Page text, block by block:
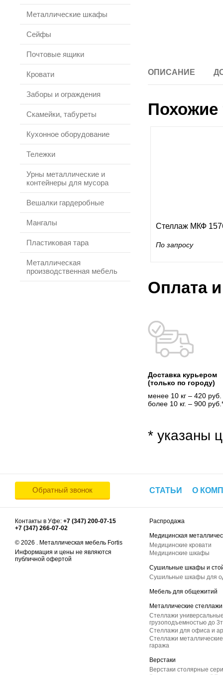
Металлические шкафы
Сейфы
Почтовые ящики
Кровати
Заборы и ограждения
Скамейки, табуреты
Кухонное оборудование
Тележки
Урны металлические и
контейнеры для мусора
Вешалки гардеробные
Мангалы
Пластиковая тара
Металлическая
производственная мебель
ОПИСАНИЕ
Стеллаж МКФ
По запросу
Оплата
Доставка курьером
(только по городу)
менее 10 кг – 420 руб.
более 10 кг. – 900
* указаны
Обратный звонок СТАТЬИ О
Контакты в Уфе: +7 (347) 200-07-15
+7 (347) 266-07-02
© 2026 . Металлическая мебель Fortis
Информация и цены не являются
публичной офертой
Распродажа
Медицинская
Медицинские кровати
Медицинские шкафы
Сушильные шкафы и
Сушильные шкафы для
Мебель для общежитий
Металлические стеллажи
Стеллажи
грузоподъемностью до
Стеллажи для офиса и
Стеллажи
гаража
Верстаки
Верстаки столярные